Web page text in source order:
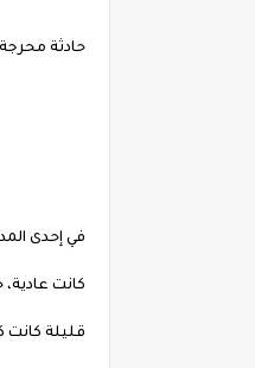
حادثة
في إحدى
كانت
قليلة كانت